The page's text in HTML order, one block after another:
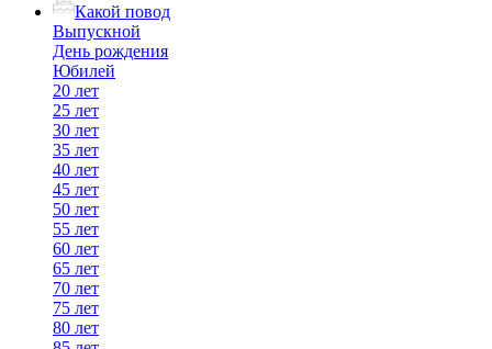
Какой повод
Выпускной
День рождения
Юбилей
20 лет
25 лет
30 лет
35 лет
40 лет
45 лет
50 лет
55 лет
60 лет
65 лет
70 лет
75 лет
80 лет